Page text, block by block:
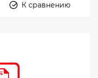
К сравнению